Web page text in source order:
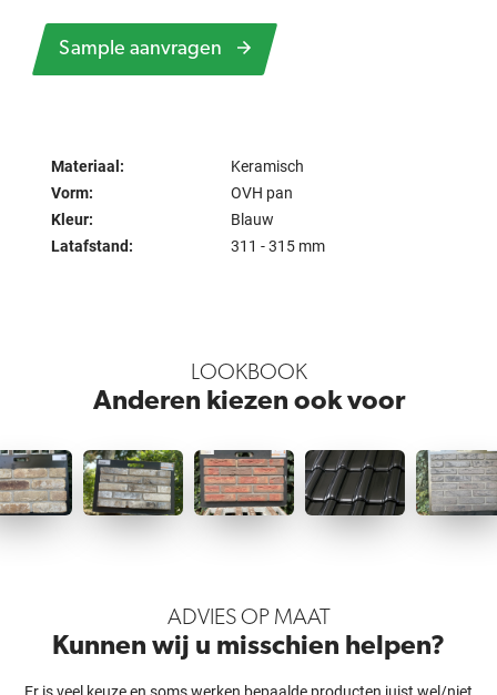
Sample aanvragen
Materiaal:
Keramisch
Vorm:
OVH pan
Kleur:
Blauw
Latafstand:
311 - 315 mm
LOOKBOOK
Anderen kiezen ook voor
ADVIES OP MAAT
Kunnen wij u misschien helpen?